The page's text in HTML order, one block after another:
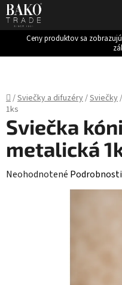
Ceny produktov sa
Domov
/Sviečky a difuzéry/Sviečky/
1ks
Sviečka
metalická
Priemerné
Neohodnotené